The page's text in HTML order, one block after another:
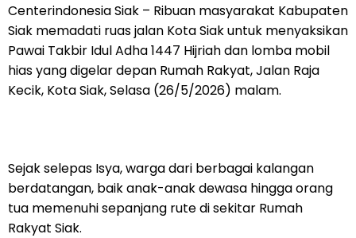
Centerindonesia Siak – Ribuan masyarakat Kabupaten
Siak memadati ruas jalan Kota Siak untuk menyaksikan
Pawai Takbir Idul Adha 1447 Hijriah dan lomba mobil
hias yang digelar depan Rumah Rakyat, Jalan Raja
Kecik, Kota Siak, Selasa (26/5/2026) malam.
Sejak selepas Isya, warga dari berbagai kalangan
berdatangan, baik anak-anak dewasa hingga orang
tua memenuhi sepanjang rute di sekitar Rumah
Rakyat Siak.